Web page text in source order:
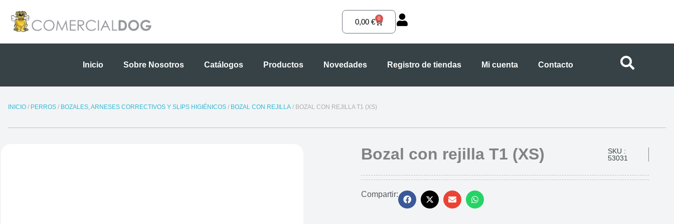
contenido
0,00 € 0
Carrito
Inicio Sobre Nosotros Catálogos Productos Novedades Registro de tiendas Mi cuenta Contacto
INICIO / PERROS / BOZALES, ARNESES CORRECTIVOS Y SLIPS HIGIÉNICOS / BOZAL CON REJILLA / BOZAL CON REJILLA T1 (XS)
Bozal con rejilla T1 (XS)
SKU :
53031
Compartir: